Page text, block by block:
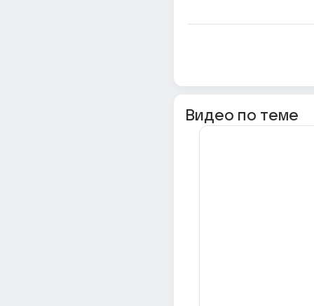
Видео по теме